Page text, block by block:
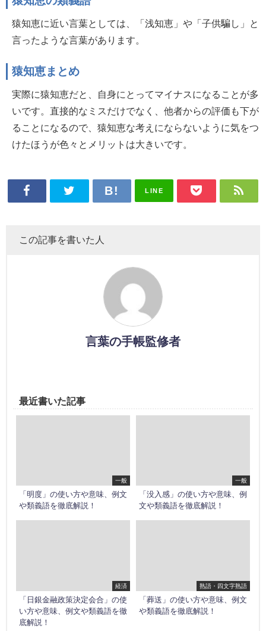
猿知恵に近い言葉としては、「浅知恵」や「子供騙し」と
言ったような言葉があります。
猿知恵まとめ
実際に猿知恵だと、自身にとってマイナスになることが多
いです。直接的なミスだけでなく、他者からの評価も下が
ることになるので、猿知恵な考えにならないように気をつ
けたほうが色々とメリットは大きいです。
LINE
この記事を書いた人
言葉の手帳監修者
最近書いた記事
一般
「明度」の使い方や意味、例文
や類義語を徹底解説！
一般
「没入感」の使い方や意味、例
文や類義語を徹底解説！
経済
「日銀金融政策決定会合」の使
い方や意味、例文や類義語を徹
底解説！
熟語・四文字熟語
「葬送」の使い方や意味、例文
や類義語を徹底解説！